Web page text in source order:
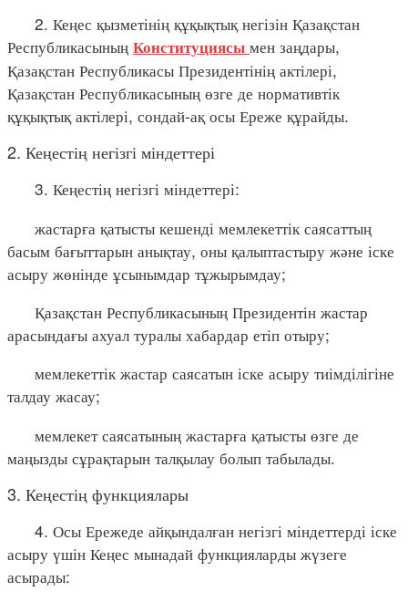
2. Кеңес қызметінің құқықтық негізін Қазақстан
Республикасының Конституциясы мен заңдары,
Қазақстан Республикасы Президентінің актілері,
Қазақстан Республикасының өзге де нормативтік
құқықтық актілері, сондай-ақ осы Ереже құрайды.
2. Кеңестің негізгі міндеттері
3. Кеңестің негізгі міндеттері:
жастарға қатысты кешенді мемлекеттік саясаттың
басым бағыттарын анықтау, оны қалыптастыру және іске
асыру жөнінде ұсынымдар тұжырымдау;
Қазақстан Республикасының Президентін жастар
арасындағы ахуал туралы хабардар етіп отыру;
мемлекеттік жастар саясатын іске асыру тиімділігіне
талдау жасау;
мемлекет саясатының жастарға қатысты өзге де
маңызды сұрақтарын талқылау болып табылады.
3. Кеңестің функциялары
4. Осы Ережеде айқындалған негізгі міндеттерді іске
асыру үшін Кеңес мынадай функцияларды жүзеге
асырады: